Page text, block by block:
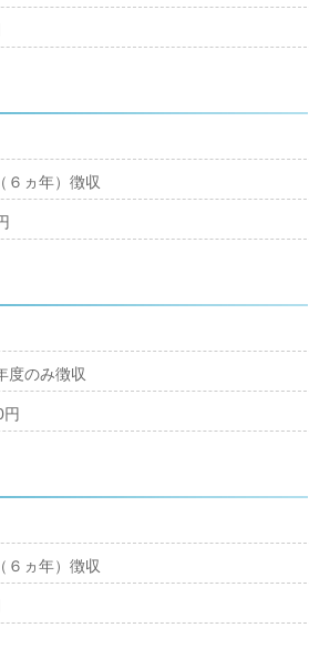
６ヵ年）徴収
度のみ徴収
６ヵ年）徴収